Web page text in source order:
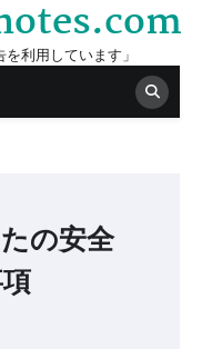
利用しています」
の安全